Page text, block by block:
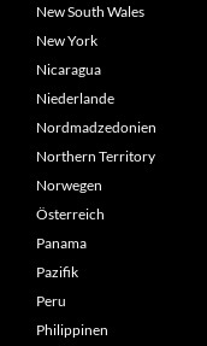
New South Wales
New York
Nicaragua
Niederlande
Nordmadzedonien
Northern Territory
Norwegen
Österreich
Panama
Pazifik
Peru
Philippinen